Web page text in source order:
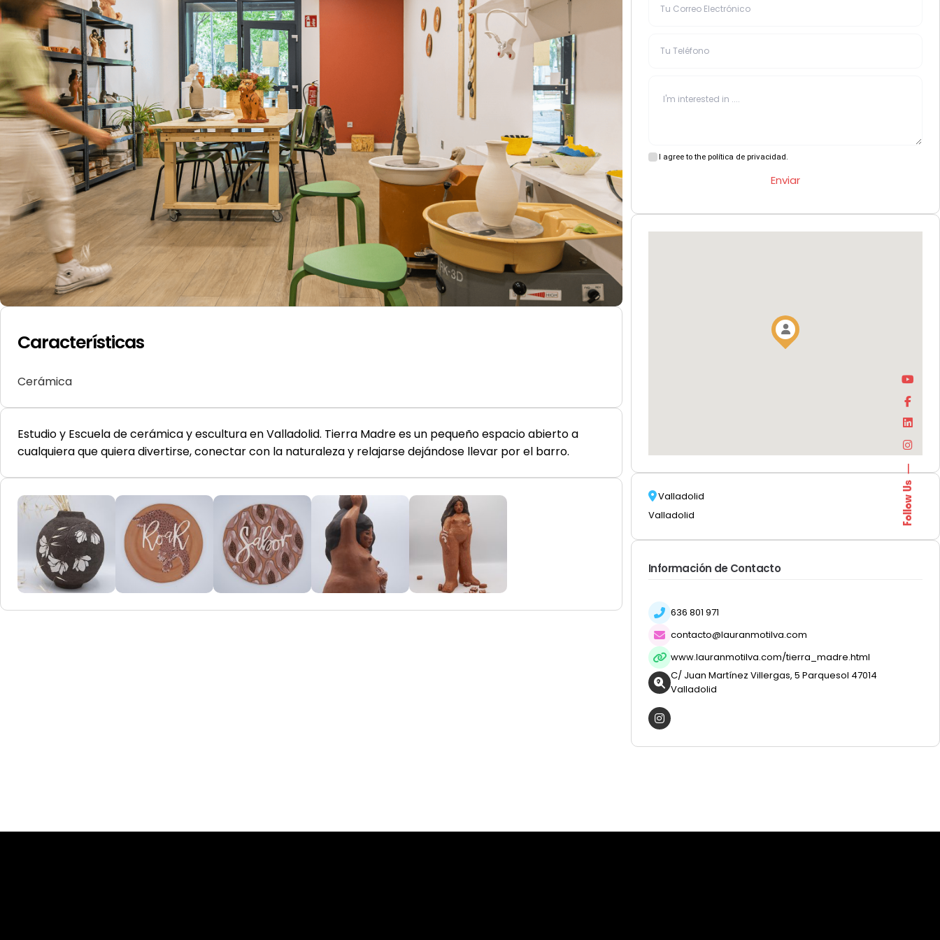
Follow Us
Características
Cerámica
Estudio y Escuela de cerámica y escultura en Valladolid. Tierra Madre es un pequeño espacio abierto a
cualquiera que quiera divertirse, conectar con la naturaleza y relajarse dejándose llevar por el barro.
I agree to the política de privacidad.
Enviar
Valladolid
Valladolid
Información de Contacto
636 801 971
contacto@lauranmotilva.com
www.lauranmotilva.com/tierra_madre.html
C/ Juan Martínez Villergas, 5 Parquesol 47014
Valladolid